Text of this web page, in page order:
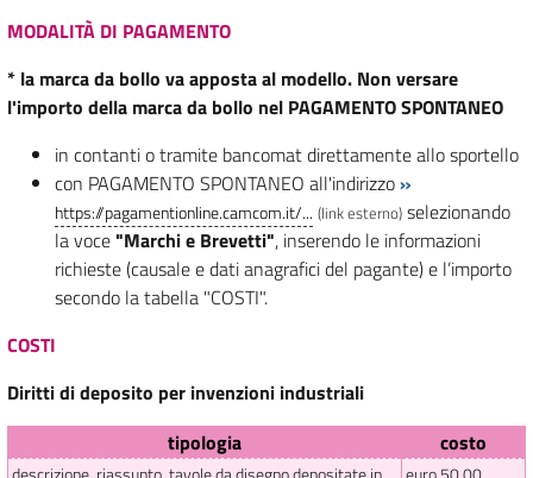
MODALITÀ DI PAGAMENTO
* la marca da bollo va apposta al modello. Non versare
l'importo della marca da bollo nel PAGAMENTO SPONTANEO
in contanti o tramite bancomat direttamente allo sportello
con PAGAMENTO SPONTANEO all'indirizzo»
https://pagamentionline.camcom.it/... (link esterno) selezionando
la voce"Marchi e Brevetti", inserendo le informazioni
richieste (causale e dati anagrafici del pagante) e l’importo
secondo la tabella "COSTI".
COSTI
Diritti di deposito per invenzioni industriali
tipologia costo